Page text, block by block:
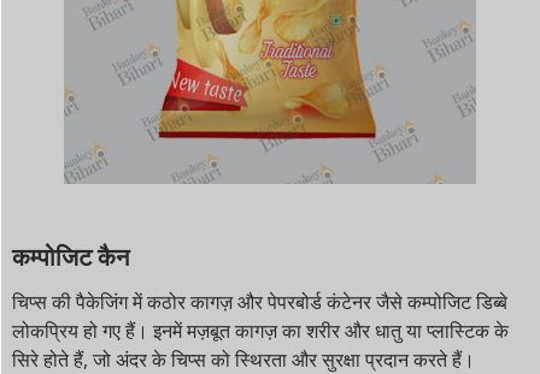
कम्पोजिट कैन
चिप्स की पैकेजिंग में कठोर कागज़ और पेपरबोर्ड कंटेनर जैसे कम्पोजिट डिब्बे
लोकप्रिय हो गए हैं। इनमें मज़बूत कागज़ का शरीर और धातु या प्लास्टिक के
सिरे होते हैं, जो अंदर के चिप्स को स्थिरता और सुरक्षा प्रदान करते हैं।